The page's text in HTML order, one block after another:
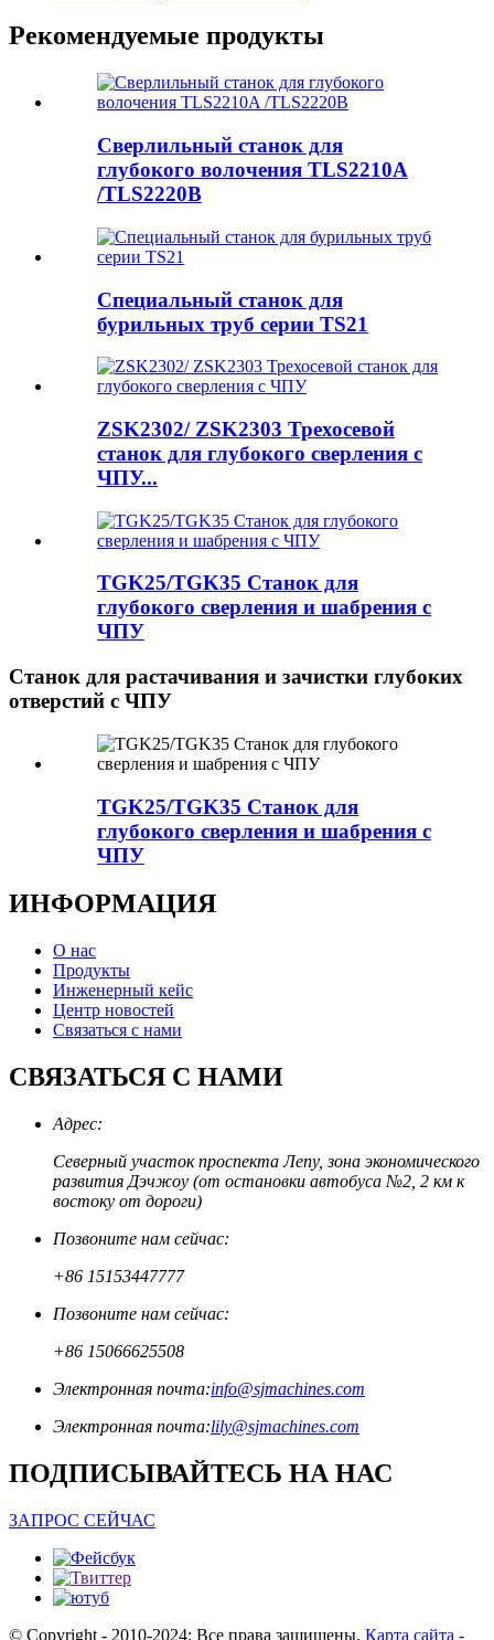
Рекомендуемые продукты
Сверлильный станок для
глубокого волочения TLS2210A
/TLS2220B
Специальный станок для
бурильных труб серии TS21
ZSK2302/ ZSK2303 Трехосевой
станок для глубокого сверления с
ЧПУ...
TGK25/TGK35 Станок для
глубокого сверления и шабрения с
ЧПУ
Станок для растачивания и зачистки глубоких
отверстий с ЧПУ
TGK25/TGK35 Станок для
глубокого сверления и шабрения с
ЧПУ
ИНФОРМАЦИЯ
О нас
Продукты
Инженерный кейс
Центр новостей
Связаться с нами
СВЯЗАТЬСЯ С НАМИ
Адрес:
Северный участок проспекта Лепу, зона экономического
развития Дэчжоу (от остановки автобуса №2, 2 км к
востоку от дороги)
Позвоните нам сейчас:
+86 15153447777
Позвоните нам сейчас:
+86 15066625508
Электронная почта:info@sjmachines.com
Электронная почта:lily@sjmachines.com
ПОДПИСЫВАЙТЕСЬ НА НАС
ЗАПРОС СЕЙЧАС
© Copyright - 2010-2024: Все права защищены. Карта сайта -